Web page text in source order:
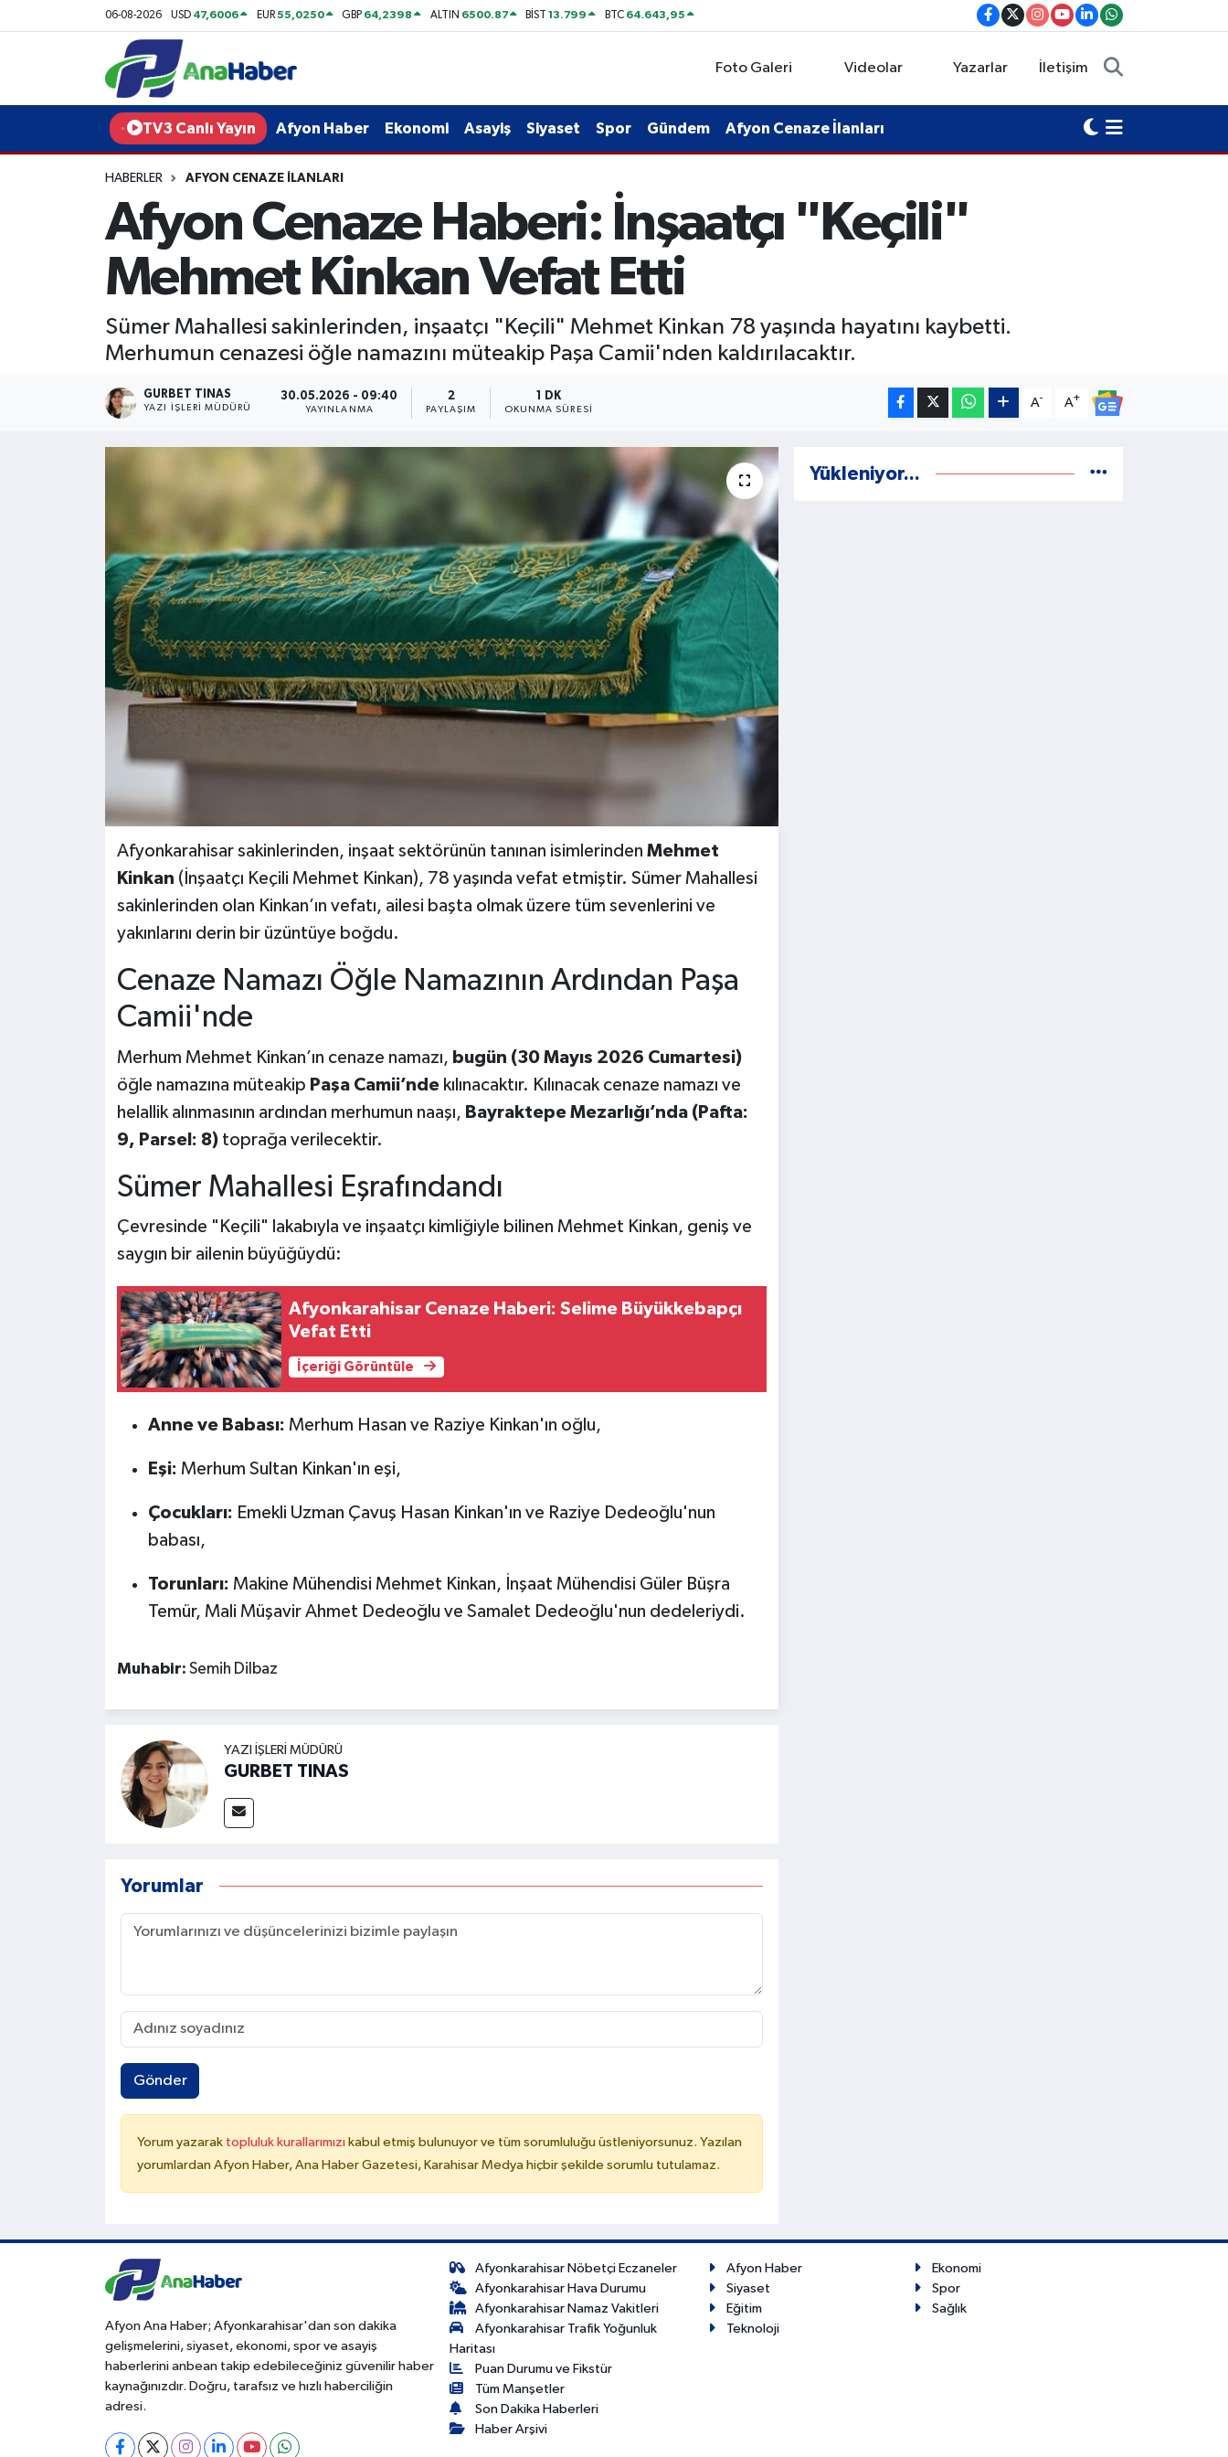
06-08-2026 USD 47,6006 EUR55,0250 GBP 64,2398 ALTIN 6500.87 BİST13.799 BTC 64.643,95
Foto Galeri Videolar Yazarlar İletişim
TV3 Canlı Yayın Afyon Haber Ekonomi Asayiş Siyaset Spor Gündem Afyon Cenaze İlanları
HABERLER AFYON CENAZE İLANLARI
Afyon Cenaze Haberi: İnşaatçı "Keçili"
Mehmet Kinkan Vefat Etti
Sümer Mahallesi sakinlerinden, inşaatçı "Keçili" Mehmet Kinkan 78 yaşında hayatını kaybetti.
Merhumun cenazesi öğle namazını müteakip Paşa Camii'nden kaldırılacaktır.
GURBET TINAS
YAZI İŞLERI MÜDÜRÜ
30.05.2026 - 09:40
YAYINLANMA
2
PAYLAŞIM
1 DK
OKUNMA SÜRESI
A- A+
Afyonkarahisar sakinlerinden, inşaat sektörünün tanınan isimlerinden Mehmet
Kinkan (İnşaatçı Keçili Mehmet Kinkan), 78 yaşında vefat etmiştir. Sümer Mahallesi
sakinlerinden olan Kinkan’ın vefatı, ailesi başta olmak üzere tüm sevenlerini ve
yakınlarını derin bir üzüntüye boğdu.
Cenaze Namazı Öğle Namazının Ardından Paşa
Camii'nde
Merhum Mehmet Kinkan’ın cenaze namazı, bugün (30 Mayıs 2026 Cumartesi)
öğle namazına müteakip Paşa Camii’ndekılınacaktır. Kılınacak cenaze namazı ve
helallik alınmasının ardından merhumun naaşı, Bayraktepe Mezarlığı’nda (Pafta:
9, Parsel: 8)toprağa verilecektir.
Sümer Mahallesi Eşrafındandı
Çevresinde "Keçili" lakabıyla ve inşaatçı kimliğiyle bilinen Mehmet Kinkan, geniş ve
saygın bir ailenin büyüğüydü:
Afyonkarahisar Cenaze Haberi: Selime Büyükkebapçı
Vefat Etti
İçeriği Görüntüle
Anne ve Babası: Merhum Hasan ve Raziye Kinkan'ın oğlu,
Eşi: Merhum Sultan Kinkan'ın eşi,
Çocukları: Emekli Uzman Çavuş Hasan Kinkan'ın ve Raziye Dedeoğlu'nun
babası,
Torunları: Makine Mühendisi Mehmet Kinkan, İnşaat Mühendisi Güler Büşra
Temür, Mali Müşavir Ahmet Dedeoğlu ve Samalet Dedeoğlu'nun dedeleriydi.
Muhabir: Semih Dilbaz
YAZI İŞLERI MÜDÜRÜ
GURBET TINAS
Yorumlar
Gönder
Yorum yazarak topluluk kurallarımızı kabul etmiş bulunuyor ve tüm sorumluluğu üstleniyorsunuz. Yazılan
yorumlardan Afyon Haber, Ana Haber Gazetesi, Karahisar Medya hiçbir şekilde sorumlu tutulamaz.
Yükleniyor...
Afyon Ana Haber; Afyonkarahisar'dan son dakika
gelişmelerini, siyaset, ekonomi, spor ve asayiş
haberlerini anbean takip edebileceğiniz güvenilir haber
kaynağınızdır. Doğru, tarafsız ve hızlı haberciliğin
adresi.
Afyonkarahisar Nöbetçi Eczaneler
Afyonkarahisar Hava Durumu
Afyonkarahisar Namaz Vakitleri
Afyonkarahisar Trafik Yoğunluk
Haritası
Puan Durumu ve Fikstür
Tüm Manşetler
Son Dakika Haberleri
Haber Arşivi
Afyon Haber
Ekonomi
Siyaset
Spor
Eğitim
Sağlık
Teknoloji
Yurt Haber
Afyon Haber
Teknoloji
Afyonkarahisar Nöbetçi Eczaneler
Afyonkarahisar Hava Durumu
Afyonkarahisar Trafik Yoğunluk Haritası
Süper Lig Puan Durumu ve Fikstür
Son Dakika Haberleri
Haber Arşivi